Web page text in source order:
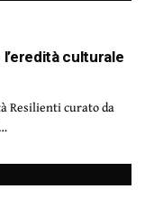
culturale
Resilienti curato da